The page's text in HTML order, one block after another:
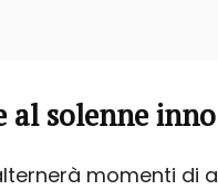
al solenne
momenti di